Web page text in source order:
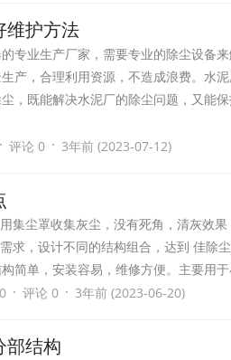
维护方法
专业生产厂家，需要专业的除尘设备
产，合理利用资源，不造成浪费。水
，既能解决水泥厂的除尘问题，又能
· 评论 0 · 3年前 (2023-07-12)
集尘罩收集灰尘，没有死角，清灰效
求，设计不同的结构组合，达到 佳除
简单，安装容易，维修方便。主要用
· 评论 0 · 3年前 (2023-06-20)
部结构